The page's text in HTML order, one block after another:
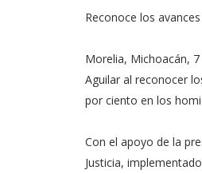
Reconoce los
Morelia, Michoacán,
Aguilar al reconocer
por ciento en los
Con el apoyo de la
Justicia,